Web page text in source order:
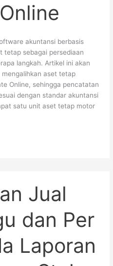
akuntansi berbasis
tetap sebagai persediaan
langkah. Artikel ini akan
aset tetap
Online, sehingga pencatatan
dengan standar akuntansi
satu unit aset tetap motor
Jual
dan Per
Laporan